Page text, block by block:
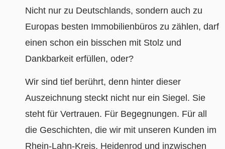
Nicht nur zu Deutschlands, sondern auch zu
Europas besten Immobilienbüros zu zählen, darf
einen schon ein bisschen mit Stolz und
Dankbarkeit erfüllen, oder?
Wir sind tief berührt, denn hinter dieser
Auszeichnung steckt nicht nur ein Siegel. Sie
steht für Vertrauen. Für Begegnungen. Für all
die Geschichten, die wir mit unseren Kunden im
Rhein-Lahn-Kreis, Heidenrod und inzwischen